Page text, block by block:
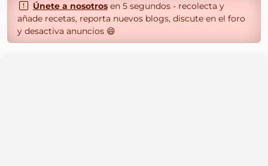
Únete a nosotrosen 5 segundos - recolecta y
añade recetas, reporta nuevos blogs, discute en el foro
y desactiva anuncios 😄